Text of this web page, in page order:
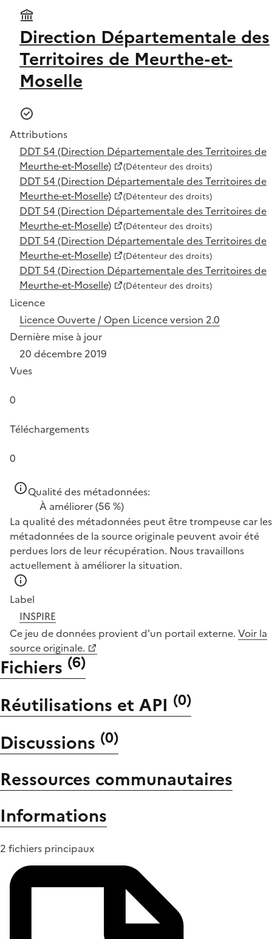
Direction Départementale des
Territoires de Meurthe-et-
Moselle
Attributions
DDT 54 (Direction Départementale des Territoires de
Meurthe-et-Moselle)
(Détenteur des droits)
DDT 54 (Direction Départementale des Territoires de
Meurthe-et-Moselle)
(Détenteur des droits)
DDT 54 (Direction Départementale des Territoires de
Meurthe-et-Moselle)
(Détenteur des droits)
DDT 54 (Direction Départementale des Territoires de
Meurthe-et-Moselle)
(Détenteur des droits)
DDT 54 (Direction Départementale des Territoires de
Meurthe-et-Moselle)
(Détenteur des droits)
Licence
Licence Ouverte / Open Licence version 2.0
Dernière mise à jour
20 décembre 2019
Vues
0
Téléchargements
0
Qualité des métadonnées:
À améliorer(56 %)
La qualité des métadonnées peut être trompeuse car les
métadonnées de la source originale peuvent avoir été
perdues lors de leur récupération. Nous travaillons
actuellement à améliorer la situation.
Label
INSPIRE
Ce jeu de données provient d'un portail externe. Voir la
source originale.
Fichiers (6)
Réutilisations et API (0)
Discussions (0)
Ressources communautaires
Informations
2 fichiers principaux